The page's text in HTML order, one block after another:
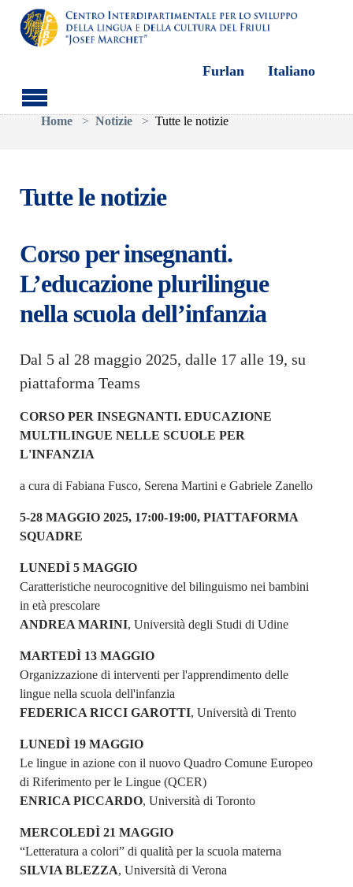
Skip to main content
Furlan Italiano
You are here:
Home
Notizie Tutte le notizie
Tutte le notizie
Corso per insegnanti.
L’educazione plurilingue
nella scuola dell’infanzia
Dal 5 al 28 maggio 2025, dalle 17 alle 19, su
piattaforma Teams
CORSO PER INSEGNANTI. EDUCAZIONE
MULTILINGUE NELLE SCUOLE PER
L'INFANZIA
a cura di Fabiana Fusco, Serena Martini e Gabriele Zanello
5-28 MAGGIO 2025, 17:00-19:00, PIATTAFORMA
SQUADRE
LUNEDÌ 5 MAGGIO
Caratteristiche neurocognitive del bilinguismo nei bambini
in età prescolare
ANDREA MARINI, Università degli Studi di Udine
MARTEDÌ 13 MAGGIO
Organizzazione di interventi per l'apprendimento delle
lingue nella scuola dell'infanzia
FEDERICA RICCI GAROTTI, Università di Trento
LUNEDÌ 19 MAGGIO
Le lingue in azione con il nuovo Quadro Comune Europeo
di Riferimento per le Lingue (QCER)
ENRICA PICCARDO, Università di Toronto
MERCOLEDÌ 21 MAGGIO
“Letteratura a colori” di qualità per la scuola materna
SILVIA BLEZZA, Università di Verona